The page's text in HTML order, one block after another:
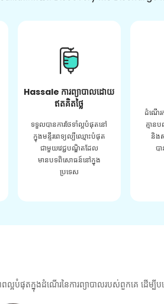
Hassale ការព្យាបាលដោយ
ឥតគិតថ្លៃ
ទទួលបានការថែទាំល្អបំផុតនៅ
ក្នុងមន្ទីរពេទ្យល្បីឈ្មោះបំផុត
ជាមួយវេជ្ជបណ្ឌិតដែល
មានបទពិសោធន៍នៅក្នុង
ប្រទេស
ដំណើរ
គ្មាន
និងស
ប
ផុតក្នុងដំណើរនៃការព្យាបាលរបស់ពួកគេ ដើម្បី